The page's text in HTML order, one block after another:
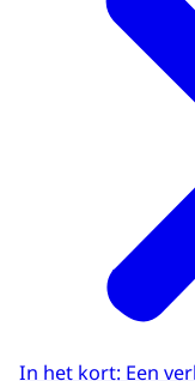
In het kort: Een